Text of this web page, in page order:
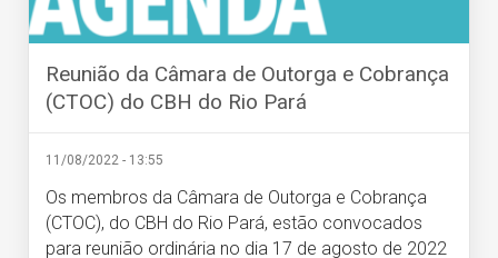
Reunião da Câmara de Outorga e Cobrança
(CTOC) do CBH do Rio Pará
11/08/2022 - 13:55
Os membros da Câmara de Outorga e Cobrança
(CTOC), do CBH do Rio Pará, estão convocados
para reunião ordinária no dia 17 de agosto de 2022